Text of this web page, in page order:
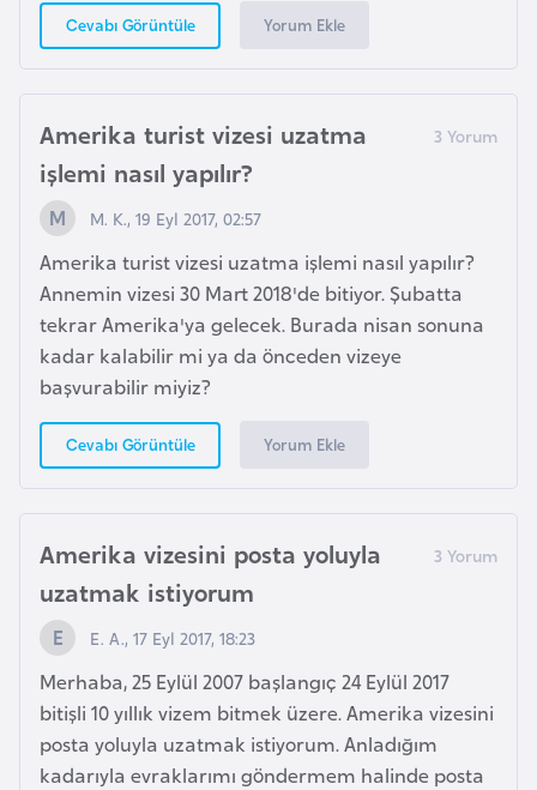
Cevabı Görüntüle Yorum Ekle
Amerika turist vizesi uzatma
işlemi nasıl yapılır?
M. K., 19 Eyl 2017, 02:57
Amerika turist vizesi uzatma işlemi nasıl yapılır?
Annemin vizesi 30 Mart 2018'de bitiyor. Şubatta
tekrar Amerika'ya gelecek. Burada nisan sonuna
kadar kalabilir mi ya da önceden vizeye
başvurabilir miyiz?
Cevabı Görüntüle Yorum Ekle
Amerika vizesini posta yoluyla
uzatmak istiyorum
E. A., 17 Eyl 2017, 18:23
Merhaba, 25 Eylül 2007 başlangıç 24 Eylül 2017
bitişli 10 yıllık vizem bitmek üzere. Amerika vizesini
posta yoluyla uzatmak istiyorum. Anladığım
kadarıyla evraklarımı göndermem halinde posta
l
a
d
ş
B
e
l
a
r
u
s
B
ç
i
k
a
B
e